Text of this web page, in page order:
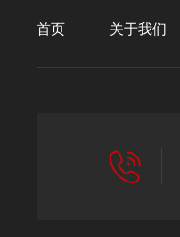
首页 关于我们